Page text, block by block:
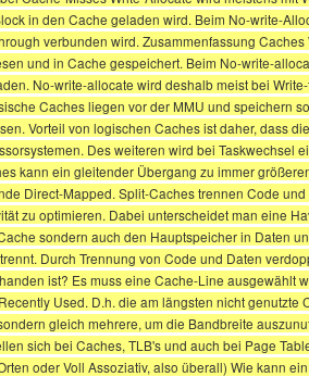
in den Cache geladen wird. Beim No-write-
verbunden wird. Zusammenfassung
und in Cache gespeichert. Beim No-write-
No-write-allocate wird deshalb meist bei
Caches liegen vor der MMU und speichern
Vorteil von logischen Caches ist daher, dass
Des weiteren wird bei
kann ein gleitender Übergang zu immer
Direct-Mapped. Split-Caches trennen Code
zu optimieren. Dabei unterscheidet man eine
sondern auch den Hauptspeicher in Daten
Durch Trennung von Code und Daten
ist? Es muss eine Cache-Line
Used. D.h. die am längsten nicht
gleich mehrere, um die Bandbreite
sich bei Caches, TLB's und auch bei Page
oder Voll Assoziativ, also überall) Wie kann